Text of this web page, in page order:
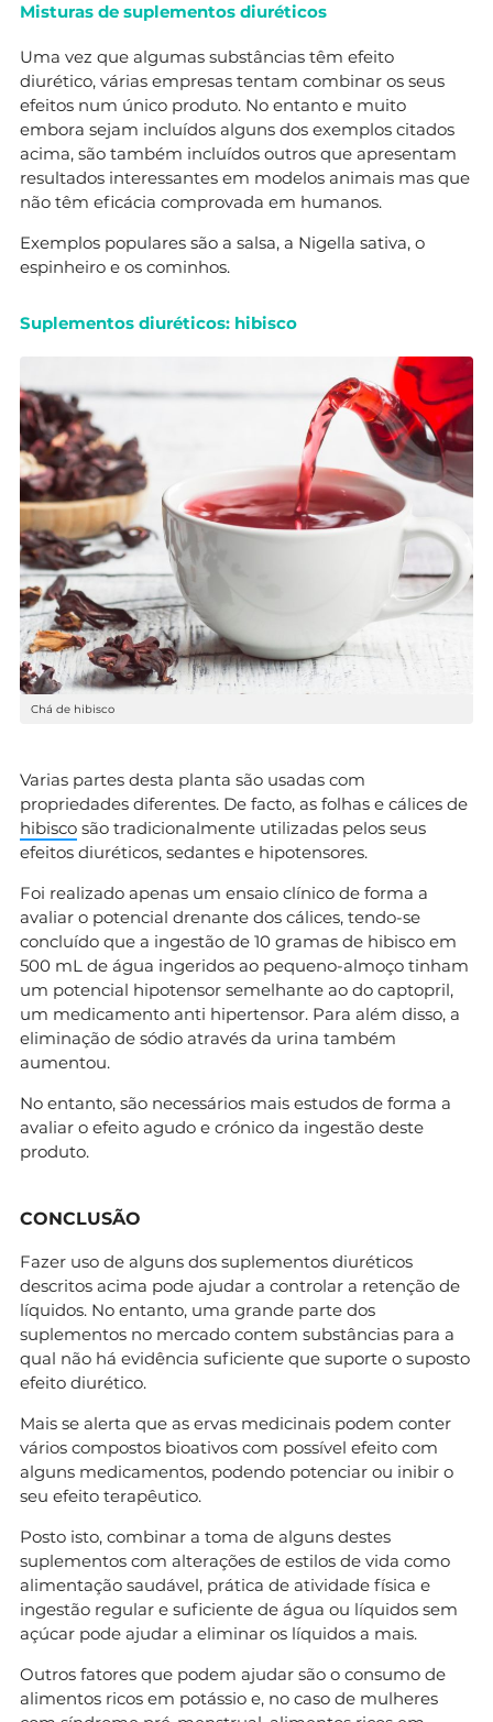
Misturas de suplementos diuréticos
Uma vez que algumas substâncias têm efeito
diurético, várias empresas tentam combinar os seus
efeitos num único produto. No entanto e muito
embora sejam incluídos alguns dos exemplos citados
acima, são também incluídos outros que apresentam
resultados interessantes em modelos animais mas que
não têm eficácia comprovada em humanos.
Exemplos populares são a salsa, a Nigella sativa, o
espinheiro e os cominhos.
Suplementos diuréticos: hibisco
Chá de hibisco
Varias partes desta planta são usadas com
propriedades diferentes. De facto, as folhas e cálices de
hibisco são tradicionalmente utilizadas pelos seus
efeitos diuréticos, sedantes e hipotensores.
Foi realizado apenas um ensaio clínico de forma a
avaliar o potencial drenante dos cálices, tendo-se
concluído que a ingestão de 10 gramas de hibisco em
500 mL de água ingeridos ao pequeno-almoço tinham
um potencial hipotensor semelhante ao do captopril,
um medicamento anti hipertensor. Para além disso, a
eliminação de sódio através da urina também
aumentou.
No entanto, são necessários mais estudos de forma a
avaliar o efeito agudo e crónico da ingestão deste
produto.
CONCLUSÃO
Fazer uso de alguns dos suplementos diuréticos
descritos acima pode ajudar a controlar a retenção de
líquidos. No entanto, uma grande parte dos
suplementos no mercado contem substâncias para a
qual não há evidência suficiente que suporte o suposto
efeito diurético.
Mais se alerta que as ervas medicinais podem conter
vários compostos bioativos com possível efeito com
alguns medicamentos, podendo potenciar ou inibir o
seu efeito terapêutico.
Posto isto, combinar a toma de alguns destes
suplementos com alterações de estilos de vida como
alimentação saudável, prática de atividade física e
ingestão regular e suficiente de água ou líquidos sem
açúcar pode ajudar a eliminar os líquidos a mais.
Outros fatores que podem ajudar são o consumo de
alimentos ricos em potássio e, no caso de mulheres